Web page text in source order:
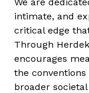
intimate, and
critical edge
Through
encourages
the
broader